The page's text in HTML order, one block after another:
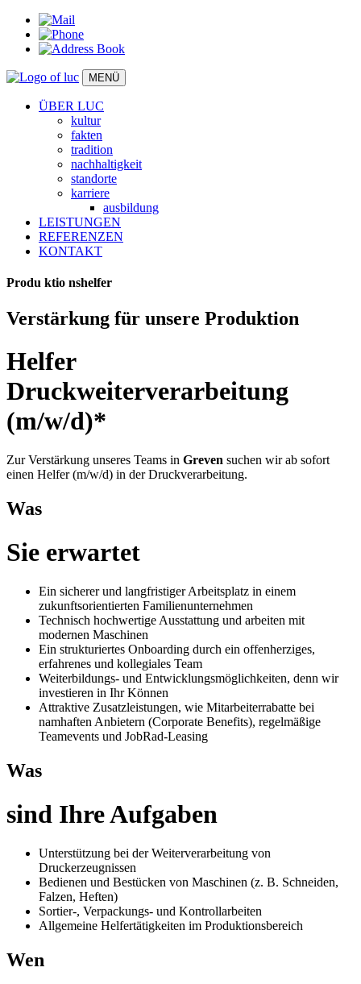
MENÜ
ÜBER LUC
kultur
fakten
tradition
nachhaltigkeit
standorte
karriere
ausbildung
LEISTUNGEN
REFERENZEN
KONTAKT
Produ ktio nshelfer
Verstärkung für unsere Produktion
Helfer
Druckweiterverarbeitung
(m/w/d)*
Zur Verstärkung unseres Teams in Greven suchen wir ab sofort
einen Helfer (m/w/d) in der Druckverarbeitung.
Was
Sie erwartet
Ein sicherer und langfristiger Arbeitsplatz in einem
zukunftsorientierten Familienunternehmen
Technisch hochwertige Ausstattung und arbeiten mit
modernen Maschinen
Ein strukturiertes Onboarding durch ein offenherziges,
erfahrenes und kollegiales Team
Weiterbildungs- und Entwicklungsmöglichkeiten, denn wir
investieren in Ihr Können
Attraktive Zusatzleistungen, wie Mitarbeiterrabatte bei
namhaften Anbietern (Corporate Benefits), regelmäßige
Teamevents und JobRad-Leasing
Was
sind Ihre Aufgaben
Unterstützung bei der Weiterverarbeitung von
Druckerzeugnissen
Bedienen und Bestücken von Maschinen (z. B. Schneiden,
Falzen, Heften)
Sortier-, Verpackungs- und Kontrollarbeiten
Allgemeine Helfertätigkeiten im Produktionsbereich
Wen